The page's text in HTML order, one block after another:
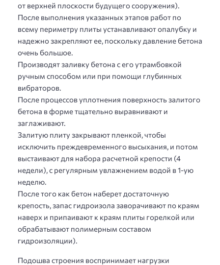
от верхней плоскости будущего сооружения).
После выполнения указанных этапов работ по
всему периметру плиты устанавливают опалубку и
надежно закрепляют ее, поскольку давление бетона
очень большое.
Производят заливку бетона с его утрамбовкой
ручным способом или при помощи глубинных
вибраторов.
После процессов уплотнения поверхность залитого
бетона в форме тщательно выравнивают и
заглаживают.
Залитую плиту закрывают пленкой, чтобы
исключить преждевременного высыхания, и потом
выстаивают для набора расчетной крепости (4
недели), с регулярным увлажнением водой в 1-ую
неделю.
После того как бетон наберет достаточную
крепость, запас гидроизола заворачивают по краям
наверх и припаивают к краям плиты горелкой или
обрабатывают полимерным составом
гидроизоляции).
Подошва строения воспринимает нагрузки